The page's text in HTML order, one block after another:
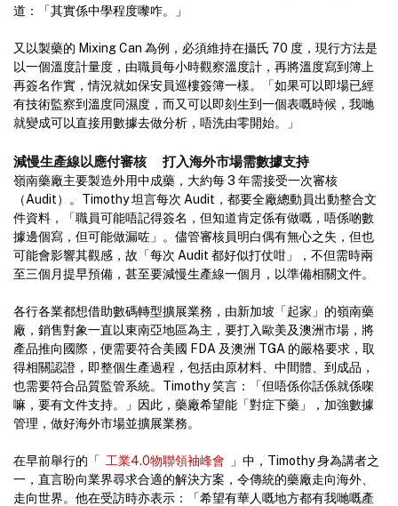
道：「其實係中學程度嚟咋。」
又以製藥的 Mixing Can 為例，必須維持在攝氏 70 度，現行方法是
以一個溫度計量度，由職員每小時觀察溫度計，再將溫度寫到簿上
再簽名作實，情況就如保安員巡樓簽簿一樣。「如果可以即場已經
有技術監察到溫度同濕度，而又可以即刻生到一個表嘅時候，我哋
就變成可以直接用數據去做分析，唔洗由零開始。」
減慢生產線以應付審核 打入海外市場需數據支持
嶺南藥廠主要製造外用中成藥，大約每 3 年需接受一次審核
（Audit）。Timothy 坦言每次 Audit，都要全廠總動員出動整合文
件資料，「職員可能唔記得簽名，但知道肯定係有做嘅，唔係啲數
據邊個寫，但可能做漏咗」。儘管審核員明白偶有無心之失，但也
可能會影響其觀感，故「每次 Audit 都好似打仗咁」，不但需時兩
至三個月提早預備，甚至要減慢生產線一個月，以準備相關文件。
各行各業都想借助數碼轉型擴展業務，由新加坡「起家」的嶺南藥
廠，銷售對象一直以東南亞地區為主，要打入歐美及澳洲市場，將
產品推向國際，便需要符合美國 FDA 及澳洲 TGA 的嚴格要求，取
得相關認證，即整個生產過程，包括由原材料、中間體、到成品，
也需要符合品質監管系統。Timothy 笑言：「但唔係你話係就係㗎
嘛，要有文件支持。」因此，藥廠希望能「對症下藥」，加強數據
管理，做好海外市場並擴展業務。
在早前舉行的「 工業4.0物聯領袖峰會
」中，Timothy 身為講者之
一，直言盼向業界尋求合適的解決方案，令傳統的藥廠走向海外、
走向世界。他在受訪時亦表示：「希望有華人嘅地方都有我哋嘅產